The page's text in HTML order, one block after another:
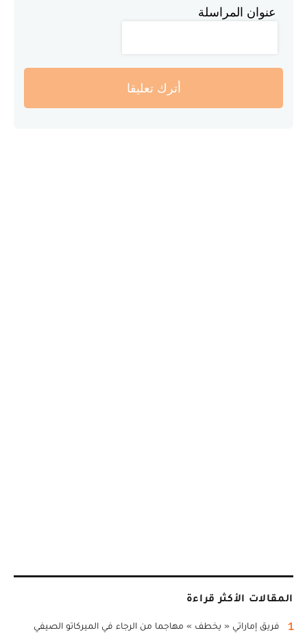
عنوان المراسلة
أترك تعليقا
المقالات الأكثر قراءة
1 فريق إماراتي « يخطف » مهاجما من الرجاء في الميركاتو الصيفي